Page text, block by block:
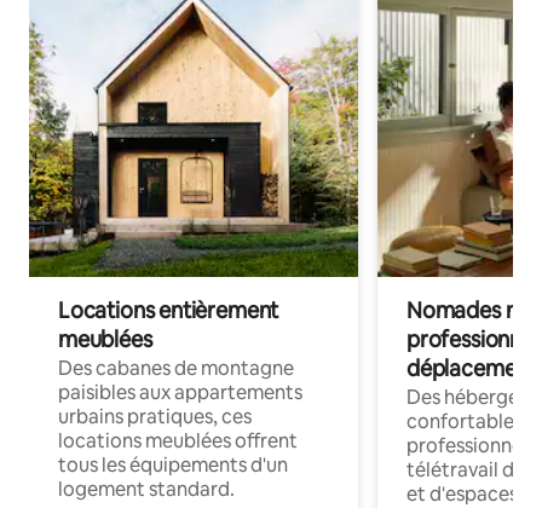
Locations entièrement
meublées
Des cabanes de montagne
paisibles aux appartements
urbains pratiques, ces
locations meublées offrent
tous les équipements d'un
logement standard.
Nomades
déplacement
Des
confortables
professionnels
télétravail
et d'espaces